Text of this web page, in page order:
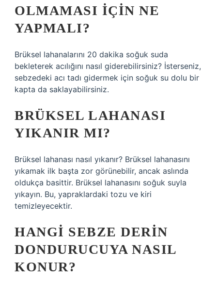
OLMAMASI IÇIN NE
YAPMALI?
Brüksel lahanalarını 20 dakika soğuk suda
bekleterek acılığını nasıl giderebilirsiniz? İsterseniz,
sebzedeki acı tadı gidermek için soğuk su dolu bir
kapta da saklayabilirsiniz.
BRÜKSEL LAHANASI
YIKANIR MI?
Brüksel lahanası nasıl yıkanır? Brüksel lahanasını
yıkamak ilk başta zor görünebilir, ancak aslında
oldukça basittir. Brüksel lahanasını soğuk suyla
yıkayın. Bu, yapraklardaki tozu ve kiri
temizleyecektir.
HANGI SEBZE DERIN
DONDURUCUYA NASIL
KONUR?